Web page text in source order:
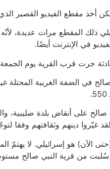
أخذ مقطع الفيديو القصير
ذلك المقطع مرات عديدة، لأنّه
في الإنترنت أيضًا.
جرت قرب القرية يوم
في الضفة الغربية
صالح على أنقاض بلدة صليبية،
لقد غيّروا دينهم وثقافتهم وفقا
(حتى الآن) هو إسرائيلي. لا
سُلبت من قرية النبي صالح